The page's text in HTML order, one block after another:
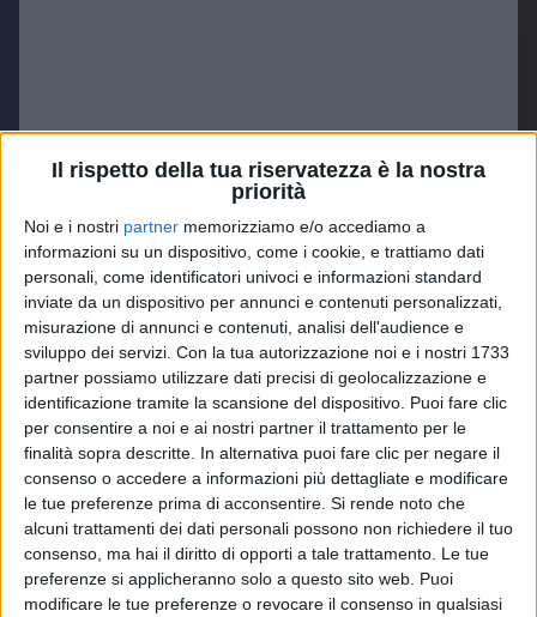
Il rispetto della tua riservatezza è la nostra
priorità
Noi e i nostri partner memorizziamo e/o accediamo a
informazioni su un dispositivo, come i cookie, e trattiamo dati
personali, come identificatori univoci e informazioni standard
inviate da un dispositivo per annunci e contenuti personalizzati,
misurazione di annunci e contenuti, analisi dell'audience e
sviluppo dei servizi. Con la tua autorizzazione noi e i nostri 1733
partner possiamo utilizzare dati precisi di geolocalizzazione e
identificazione tramite la scansione del dispositivo. Puoi fare clic
per consentire a noi e ai nostri partner il trattamento per le
finalità sopra descritte. In alternativa puoi fare clic per negare il
consenso o accedere a informazioni più dettagliate e modificare
le tue preferenze prima di acconsentire. Si rende noto che
alcuni trattamenti dei dati personali possono non richiedere il tuo
consenso, ma hai il diritto di opporti a tale trattamento. Le tue
preferenze si applicheranno solo a questo sito web. Puoi
modificare le tue preferenze o revocare il consenso in qualsiasi
Visualizza questo post su Instagram
Un post condiviso da Ghali (@ghali)
“Mia mamma si doveva operare. Un mese fa le